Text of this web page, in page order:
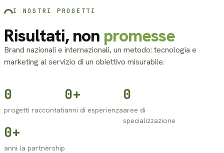
I NOSTRI PROGETTI
Risultati, non promesse
Brand nazionali e internazionali, un metodo: tecnologia e
marketing al servizio di un obiettivo misurabile.
0
progetti raccontati
0+
anni di esperienza
0
aree di
specializzazione
0+
anni la partnership